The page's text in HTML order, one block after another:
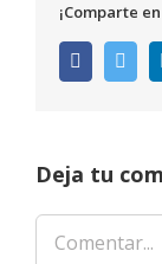
¡Comparte
Facebook
Deja tu
Comentar